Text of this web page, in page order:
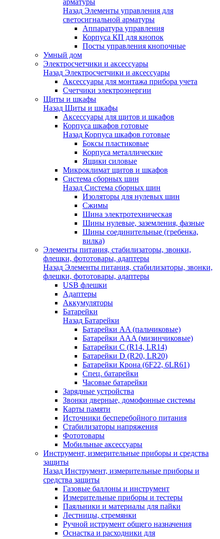
арматуры
Назад Элементы управления для
светосигнальной арматуры
Аппаратура управления
Корпуса КП для кнопок
Посты управления кнопочные
Умный дом
Электросчетчики и аксессуары
Назад Электросчетчики и аксессуары
Аксессуары для монтажа прибора учета
Счетчики электроэнергии
Щиты и шкафы
Назад Щиты и шкафы
Аксессуары для щитов и шкафов
Корпуса шкафов готовые
Назад Корпуса шкафов готовые
Боксы пластиковые
Корпуса металлические
Ящики силовые
Микроклимат щитов и шкафов
Система сборных шин
Назад Система сборных шин
Изоляторы для нулевых шин
Сжимы
Шина электротехническая
Шины нулевые, заземления, фазные
Шины соединительные (гребенка,
вилка)
Элементы питания, стабилизаторы, звонки,
флешки, фототовары, адаптеры
Назад Элементы питания, стабилизаторы, звонки,
флешки, фототовары, адаптеры
USB флешки
Адаптеры
Аккумуляторы
Батарейки
Назад Батарейки
Батарейки AA (пальчиковые)
Батарейки AAA (мизинчиковые)
Батарейки C (R14, LR14)
Батарейки D (R20, LR20)
Батарейки Крона (6F22, 6LR61)
Спец. батарейки
Часовые батарейки
Зарядные устройства
Звонки дверные, домофонные системы
Карты памяти
Источники бесперебойного питания
Стабилизаторы напряжения
Фототовары
Мобильные аксессуары
Инструмент, измерительные приборы и средства
защиты
Назад Инструмент, измерительные приборы и
средства защиты
Газовые баллоны и инструмент
Измерительные приборы и тестеры
Паяльники и материалы для пайки
Лестницы, стремянки
Ручной иструмент общего назначения
Оснастка и расходники для